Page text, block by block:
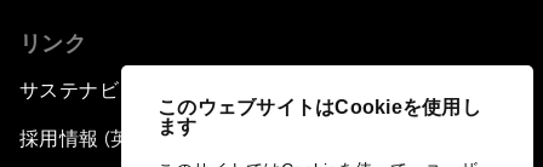
このウェブサイトはCookieを使用し
ます
リンク
サステナビリティへの取り組み
採用情報 (英語のみ)